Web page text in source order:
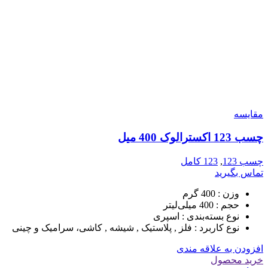
مقایسه
چسب 123 اکسترالوک 400 میل
چسب 123 , 123 کامل
تماس بگیرید
وزن : 400 گرم
حجم : 400 میلی‌لیتر
نوع بسته‌بندی : اسپری
نوع کاربرد : فلز , پلاستیک , شیشه , کاشی، سرامیک و چینی
افزودن به علاقه مندی
خرید محصول